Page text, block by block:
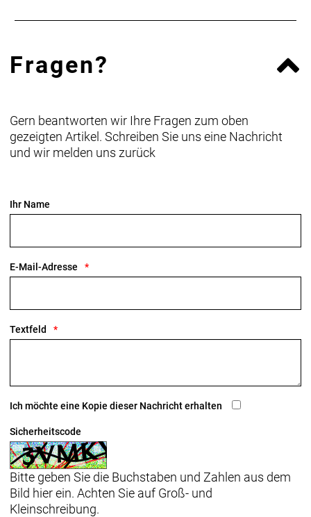
Fragen?
Gern beantworten wir Ihre Fragen zum oben
gezeigten Artikel. Schreiben Sie uns eine Nachricht
und wir melden uns zurück
Ihr Name
E-Mail-Adresse
Textfeld
Ich möchte eine Kopie dieser Nachricht erhalten
Sicherheitscode
Bitte geben Sie die Buchstaben und Zahlen aus dem
Bild hier ein. Achten Sie auf Groß- und
Kleinschreibung.